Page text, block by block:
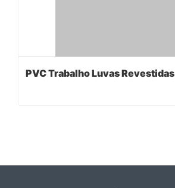
PVC Trabalho Luvas Revestidas